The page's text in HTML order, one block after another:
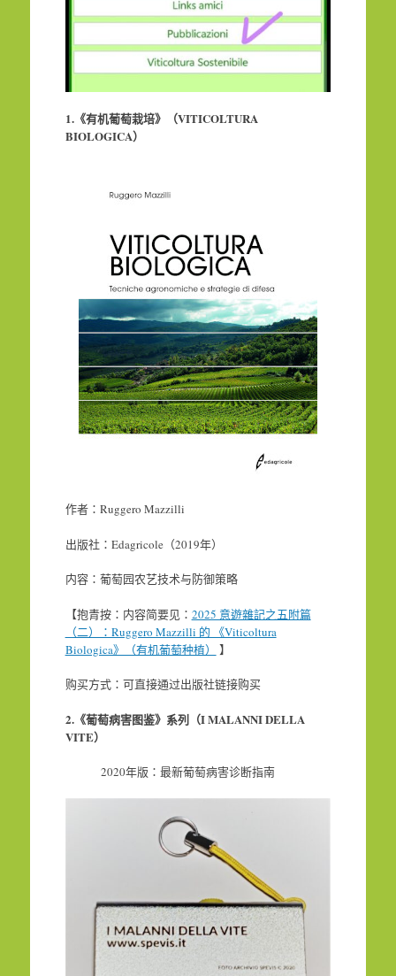
1.《有机葡萄栽培》（VITICOLTURA
BIOLOGICA）
作者：Ruggero Mazzilli
出版社：Edagricole（2019年）
内容：葡萄园农艺技术与防御策略
【抱青按：内容简要见： 2025 意遊雜記之五附篇
（二）：Ruggero Mazzilli 的 《Viticoltura
Biologica》（有机葡萄种植）
】
购买方式：可直接通过出版社链接购买
2.《葡萄病害图鉴》系列（I MALANNI DELLA
VITE）
2020年版：最新葡萄病害诊断指南